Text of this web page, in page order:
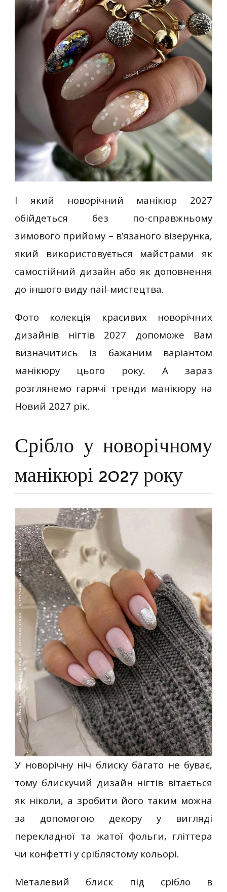
І який новорічний манікюр 2027
обійдеться без по-справжньому
зимового прийому – в’язаного візерунка,
який використовується майстрами як
самостійний дизайн або як доповнення
до іншого виду nail-мистецтва.
Фото колекція красивих новорічних
дизайнів нігтів 2027 допоможе Вам
визначитись із бажаним варіантом
манікюру цього року. А зараз
розглянемо гарячі тренди манікюру на
Новий 2027 рік.
Срібло у новорічному
манікюрі 2027 року
У новорічну ніч блиску багато не буває,
тому блискучий дизайн нігтів вітається
як ніколи, а зробити його таким можна
за допомогою декору у вигляді
перекладної та жатої фольги, гліттера
чи конфетті у сріблястому кольорі.
Металевий блиск під срібло в